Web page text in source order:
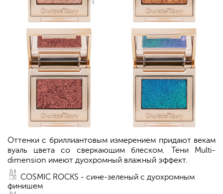
Оттенки с бриллиантовым измерением придают векам
вуаль цвета со сверкающим блеском. Тени Multi-
dimension имеют дуохромный влажный эффект.
COSMIC ROCKS - сине-зеленый с дуохромным
финишем